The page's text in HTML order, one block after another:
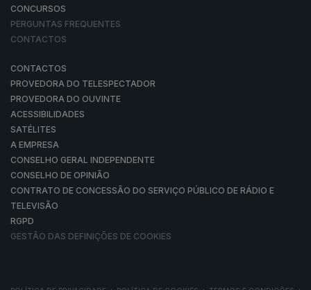
CONCURSOS
PERGUNTAS FREQUENTES
CONTACTOS
CONTACTOS
PROVEDORA DO TELESPECTADOR
PROVEDORA DO OUVINTE
ACESSIBILIDADES
SATÉLITES
A EMPRESA
CONSELHO GERAL INDEPENDENTE
CONSELHO DE OPINIÃO
CONTRATO DE CONCESSÃO DO SERVIÇO PÚBLICO DE RÁDIO E
TELEVISÃO
RGPD
GESTÃO DAS DEFINIÇÕES DE COOKIES